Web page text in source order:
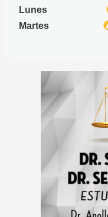
Lunes
Martes